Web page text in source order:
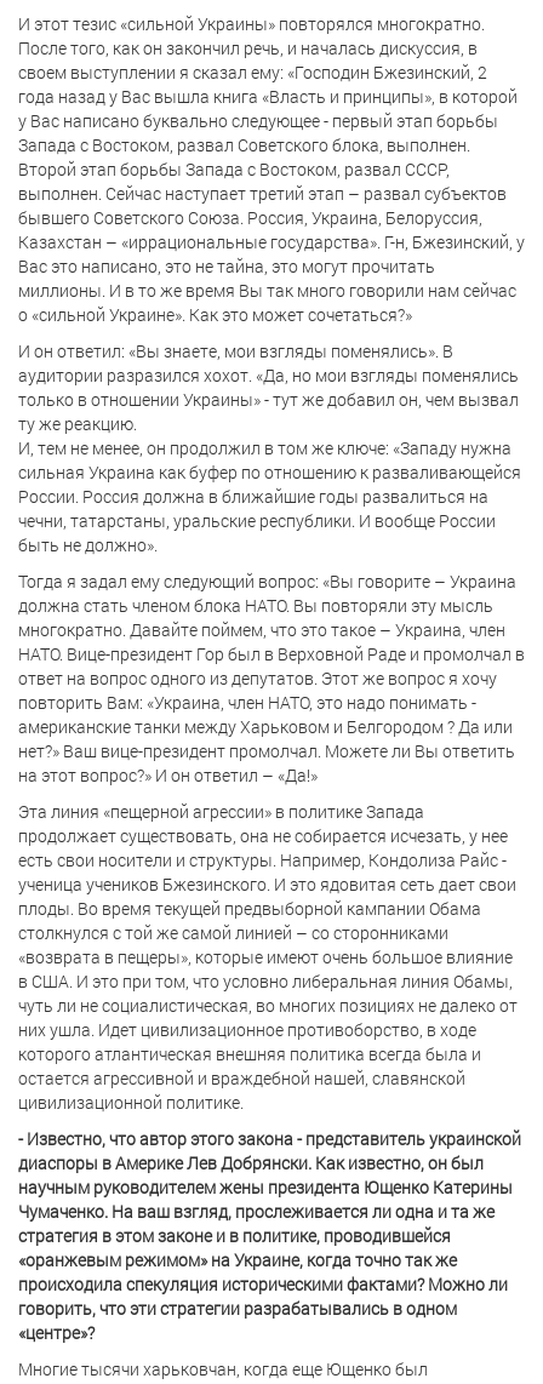
И этот тезис «сильной Украины» повторялся многократно.
После того, как он закончил речь, и началась дискуссия, в
своем выступлении я сказал ему: «Господин Бжезинский, 2
года назад у Вас вышла книга «Власть и принципы», в которой
у Вас написано буквально следующее - первый этап борьбы
Запада с Востоком, развал Советского блока, выполнен.
Второй этап борьбы Запада с Востоком, развал СССР,
выполнен. Сейчас наступает третий этап – развал субъектов
бывшего Советского Союза. Россия, Украина, Белоруссия,
Казахстан – «иррациональные государства». Г-н, Бжезинский, у
Вас это написано, это не тайна, это могут прочитать
миллионы. И в то же время Вы так много говорили нам сейчас
о «сильной Украине». Как это может сочетаться?»
И он ответил: «Вы знаете, мои взгляды поменялись». В
аудитории разразился хохот. «Да, но мои взгляды поменялись
только в отношении Украины» - тут же добавил он, чем вызвал
ту же реакцию.
И, тем не менее, он продолжил в том же ключе: «Западу нужна
сильная Украина как буфер по отношению к разваливающейся
России. Россия должна в ближайшие годы развалиться на
чечни, татарстаны, уральские республики. И вообще России
быть не должно».
Тогда я задал ему следующий вопрос: «Вы говорите – Украина
должна стать членом блока НАТО. Вы повторяли эту мысль
многократно. Давайте поймем, что это такое – Украина, член
НАТО. Вице-президент Гор был в Верховной Раде и промолчал в
ответ на вопрос одного из депутатов. Этот же вопрос я хочу
повторить Вам: «Украина, член НАТО, это надо понимать -
американские танки между Харьковом и Белгородом ? Да или
нет?» Ваш вице-президент промолчал. Можете ли Вы ответить
на этот вопрос?» И он ответил – «Да!»
Эта линия «пещерной агрессии» в политике Запада
продолжает существовать, она не собирается исчезать, у нее
есть свои носители и структуры. Например, Кондолиза Райс -
ученица учеников Бжезинского. И это ядовитая сеть дает свои
плоды. Во время текущей предвыборной кампании Обама
столкнулся с той же самой линией – со сторонниками
«возврата в пещеры», которые имеют очень большое влияние
в США. И это при том, что условно либеральная линия Обамы,
чуть ли не социалистическая, во многих позициях не далеко от
них ушла. Идет цивилизационное противоборство, в ходе
которого атлантическая внешняя политика всегда была и
остается агрессивной и враждебной нашей, славянской
цивилизационной политике.
- Известно, что автор этого закона - представитель украинской
диаспоры в Америке Лев Добрянски. Как известно, он был
научным руководителем жены президента Ющенко Катерины
Чумаченко. На ваш взгляд, прослеживается ли одна и та же
стратегия в этом законе и в политике, проводившейся
«оранжевым режимом» на Украине, когда точно так же
происходила спекуляция историческими фактами? Можно ли
говорить, что эти стратегии разрабатывались в одном
«центре»?
Многие тысячи харьковчан, когда еще Ющенко был